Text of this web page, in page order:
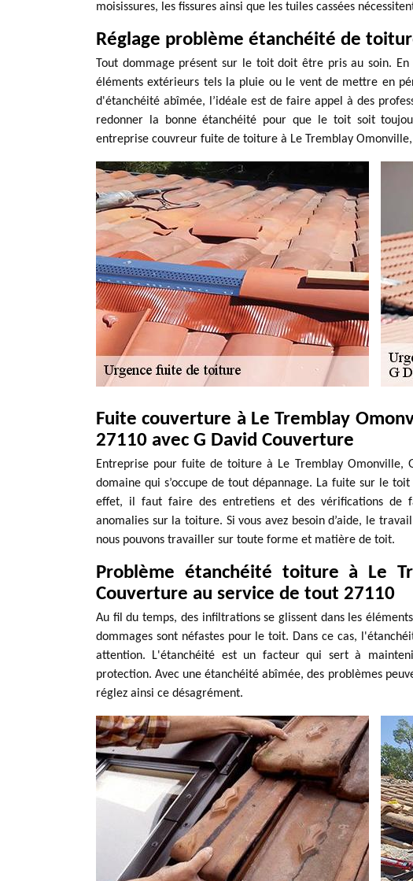
moisissures, les fissures ainsi que les tuiles cassées
Réglage problème étanchéité de
Tout dommage présent sur le toit doit être pris au soin.
éléments extérieurs tels la pluie ou le vent de mettre en
d'étanchéité abîmée, l’idéale est de faire appel à des
redonner la bonne étanchéité pour que le toit soit
entreprise couvreur fuite de toiture à Le Tremblay
Fuite couverture à Le Tremblay
27110 avec G David Couverture
Entreprise pour fuite de toiture à Le Tremblay Omonville,
domaine qui s’occupe de tout dépannage. La fuite sur le
effet, il faut faire des entretiens et des vérifications de
anomalies sur la toiture. Si vous avez besoin d’aide, le
nous pouvons travailler sur toute forme et matière de toit.
Problème étanchéité toiture à Le
Couverture au service de tout 27110
Au fil du temps, des infiltrations se glissent dans les
dommages sont néfastes pour le toit. Dans ce cas,
attention. L'étanchéité est un facteur qui sert à
protection. Avec une étanchéité abîmée, des problèmes
réglez ainsi ce désagrément.